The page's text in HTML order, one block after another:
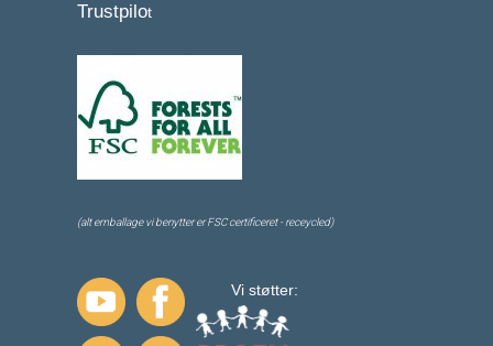
Trustpilot
(alt emballage vi benytter er FSC certificeret - receycled)
Vi støtter: